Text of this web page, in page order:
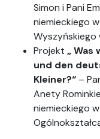
Simon i Pani
niemieckiego
Wyszyńskiego
Projekt „
und den
Kleiner?“ –
Anety
niemieckiego